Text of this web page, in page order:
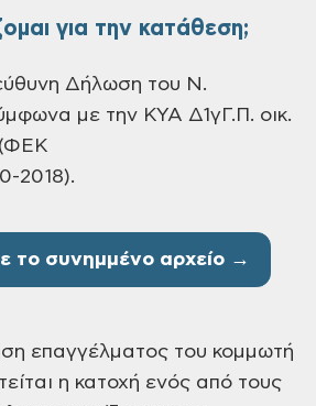
για την κατάθεση;
Δήλωση του Ν.
με την ΚΥΑ Δ1γΓ.Π. οικ.
2018).
το συνημμένο αρχείο →
επαγγέλματος του κομμωτή
η κατοχή ενός από τους